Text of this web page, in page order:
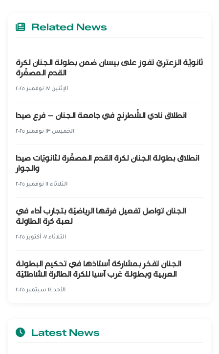
Related News
ثانويّة الزعتريّ تفوز على بيسان ضمن بطولة الجنان لكرة
القدم المصغّرة
الإثنين ١٧ نوفمبر ٢٠٢٥
انطلاق نادي الشّطرنج في جامعة الجنان – فرع صيدا
الخميس ١٣ نوفمبر ٢٠٢٥
انطلاق بطولة الجنان لكرة القدم المصغّرة لثانويّات صيدا
والجوار
الثلاثاء ١١ نوفمبر ٢٠٢٥
الجنان تواصل تفعيل فرقها الرياضيّة بتجارب أداء في
لعبة كرة الطاولة
الثلاثاء ٠٧ أكتوبر ٢٠٢٥
الجنان تفخر بمشاركة أستاذها في تحكيم البطولة
العربية وبطولة غرب آسيا للكرة الطائرة الشاطئيّة
الأحد ١٤ سبتمبر ٢٠٢٥
Latest News